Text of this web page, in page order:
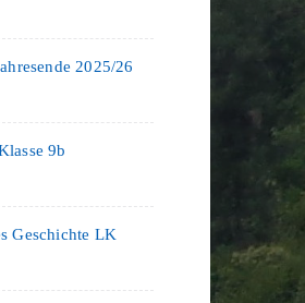
2025/26
9b
Geschichte LK